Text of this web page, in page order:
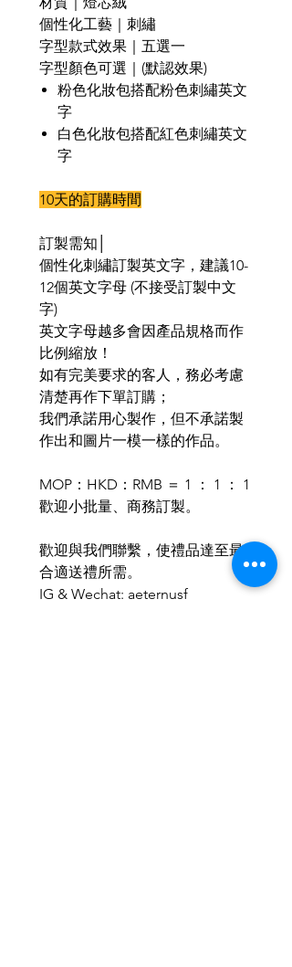
個性化工藝｜刺繡
字型款式效果｜五選一
字型顏色可選｜ (默認效果)
粉色化妝包搭配粉色刺繡英文
字
白色化妝包搭配紅色刺繡英文
字
10天的訂購時間
訂製需知│
個性化刺繡訂製英文字，建議10-
12個英文字母 (不接受訂製中文
字)
英文字母越多會因產品規格而作
比例縮放！
如有完美要求的客人，務必考慮
清楚再作下單訂購；
我們承諾用心製作，但不承諾製
作出和圖片一模一樣的作品。
MOP ： HKD ： RMB ＝ 1 ： 1 ：
1
歡迎小批量、商務訂製。
歡迎與我們聯繫，使禮品達至最
合適送禮所需。
IG & Wechat: aeternusf